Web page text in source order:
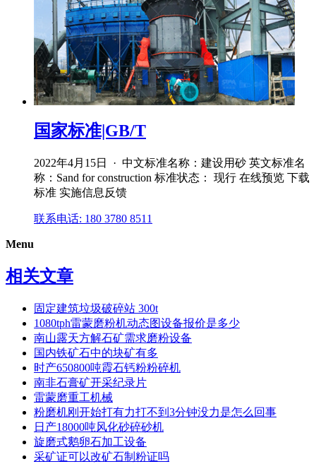
国家标准|GB/T
2022年4月15日 · 中文标准名称：建设用砂 英文标准名
称：Sand for construction 标准状态： 现行 在线预览 下载
标准 实施信息反馈
联系电话: 180 3780 8511
Menu
相关文章
固定建筑垃圾破碎站 300t
1080tph雷蒙磨粉机动态图设备报价是多少
南山露天方解石矿需求磨粉设备
国内铁矿石中的块矿有多
时产650800吨霞石钙粉粉碎机
南非石膏矿开采纪录片
雷蒙磨重工机械
粉磨机刚开始打有力打不到3分钟没力是怎么回事
日产18000吨风化砂碎砂机
旋磨式鹅卵石加工设备
采矿证可以改矿石制粉证吗